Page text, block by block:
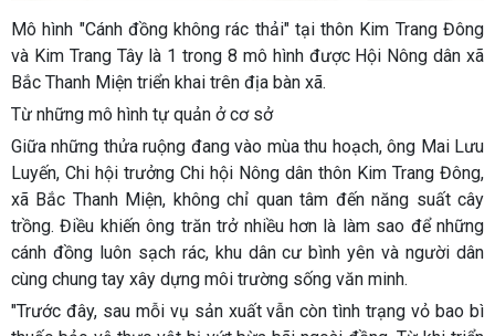
Mô hình "Cánh đồng không rác thải" tại thôn Kim Trang Đông
và Kim Trang Tây là 1 trong 8 mô hình được Hội Nông dân xã
Bắc Thanh Miện triển khai trên địa bàn xã.
Từ những mô hình tự quản ở cơ sở
Giữa những thửa ruộng đang vào mùa thu hoạch, ông Mai Lưu
Luyến, Chi hội trưởng Chi hội Nông dân thôn Kim Trang Đông,
xã Bắc Thanh Miện, không chỉ quan tâm đến năng suất cây
trồng. Điều khiến ông trăn trở nhiều hơn là làm sao để những
cánh đồng luôn sạch rác, khu dân cư bình yên và người dân
cùng chung tay xây dựng môi trường sống văn minh.
"Trước đây, sau mỗi vụ sản xuất vẫn còn tình trạng vỏ bao bì